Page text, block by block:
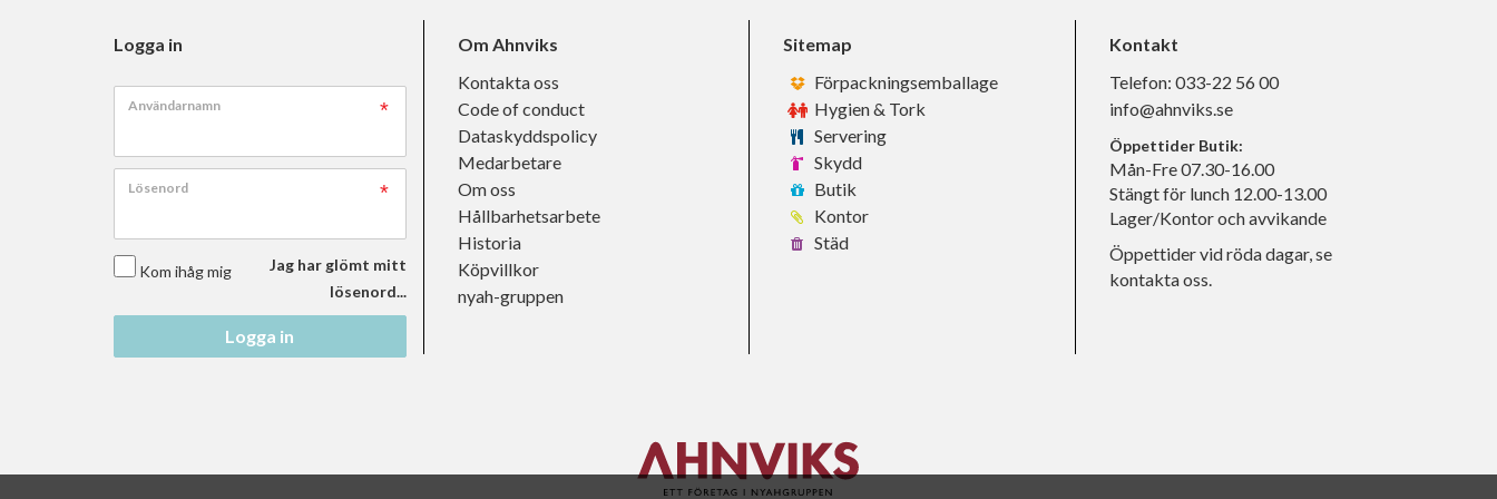
Logga in
Användarnamn
Lösenord
Kom ihåg mig
Jag har glömt mitt
lösenord...
Logga in
Om Ahnviks
Kontakta oss
Code of conduct
Dataskyddspolicy
Medarbetare
Om oss
Hållbarhetsarbete
Historia
Köpvillkor
nyah-gruppen
Sitemap
Förpackningsemballage
Hygien & Tork
Servering
Skydd
Butik
Kontor
Städ
Kontakt
Telefon: 033-22 56 00
info@ahnviks.se
Öppettider Butik:
Mån-Fre 07.30-16.00
Stängt för lunch 12.00-13.00
Lager/Kontor och avvikande
Öppettider vid röda dagar, se
kontakta oss.